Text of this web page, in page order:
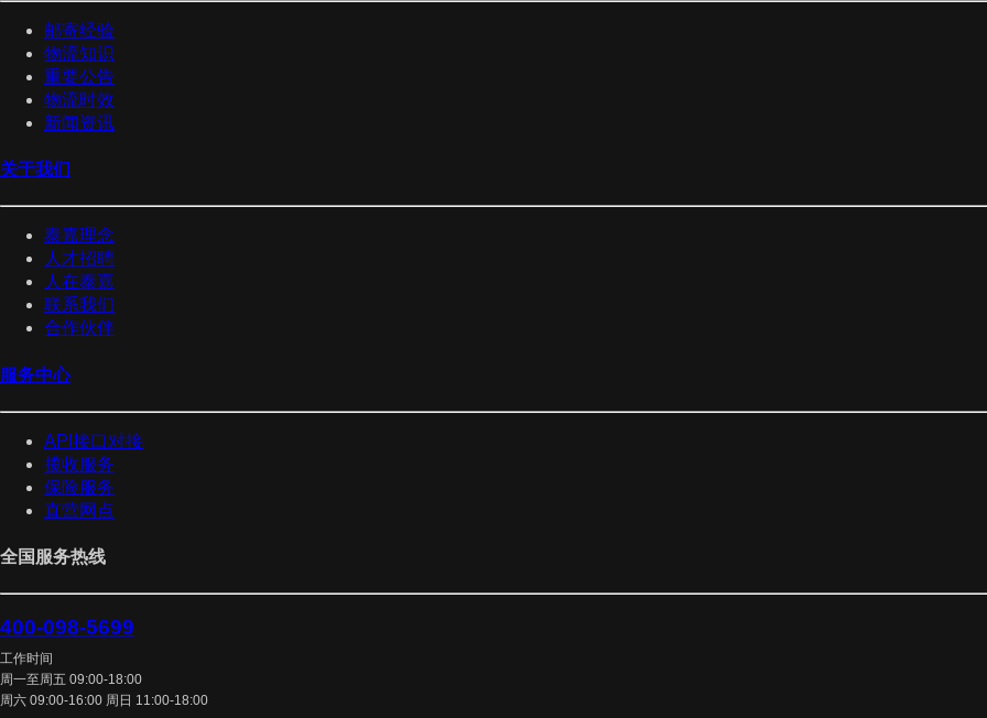
邮寄经验
物流知识
重要公告
物流时效
新闻资讯
关于我们
泰嘉理念
人才招聘
人在泰嘉
联系我们
合作伙伴
服务中心
API接口对接
揽收服务
保险服务
直营网点
全国服务热线
400-098-5699
工作时间
周一至周五 09:00-18:00
周六 09:00-16:00 周日 11:00-18:00